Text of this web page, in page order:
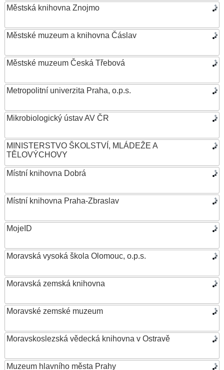
Městská knihovna Znojmo
Městské muzeum a knihovna Čáslav
Městské muzeum Česká Třebová
Metropolitní univerzita Praha, o.p.s.
Mikrobiologický ústav AV ČR
MINISTERSTVO ŠKOLSTVÍ, MLÁDEŽE A
TĚLOVÝCHOVY
Místní knihovna Dobrá
Místní knihovna Praha-Zbraslav
MojeID
Moravská vysoká škola Olomouc, o.p.s.
Moravská zemská knihovna
Moravské zemské muzeum
Moravskoslezská vědecká knihovna v Ostravě
Muzeum hlavního města Prahy